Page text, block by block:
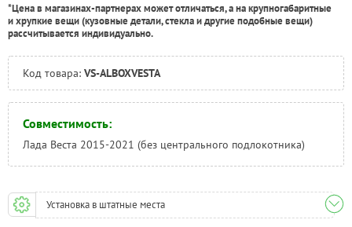
*Цена в магазинах-партнерах может отличаться, а на крупногабаритные
и хрупкие вещи (кузовные детали, стекла и другие подобные вещи)
рассчитывается индивидуально.
Код товара: VS-ALBOXVESTA
Совместимость:
Лада Веста 2015-2021 (без центрального подлокотника)
Установка в штатные места